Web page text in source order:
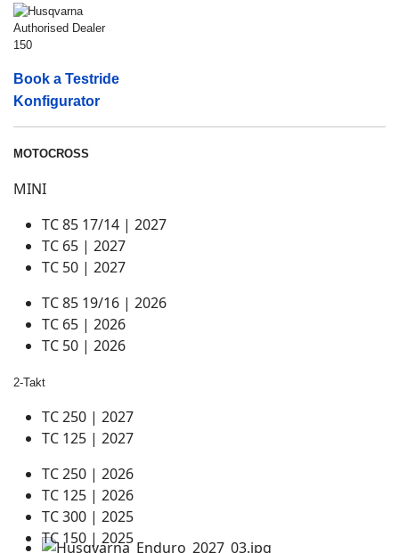
Book a Testride
Konfigurator
MOTOCROSS
MINI
TC 85 17/14 | 2027
TC 65 | 2027
TC 50 | 2027
TC 85 19/16 | 2026
TC 65 | 2026
TC 50 | 2026
2-Takt
TC 250 | 2027
TC 125 | 2027
TC 250 | 2026
TC 125 | 2026
TC 300 | 2025
TC 150 | 2025